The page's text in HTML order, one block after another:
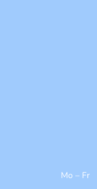
Mo – Fr